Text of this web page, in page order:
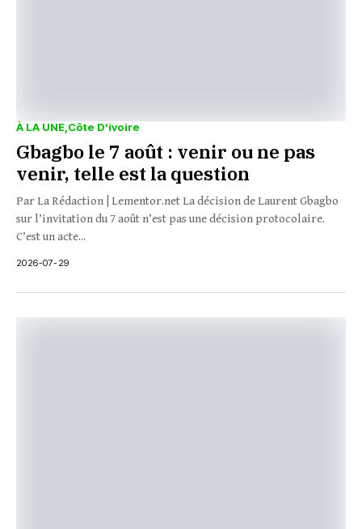
À LA UNE Côte D’ivoire
Gbagbo le 7 août : venir ou ne pas
venir, telle est la question
Par La Rédaction | Lementor.net La décision de Laurent Gbagbo
sur l’invitation du 7 août n’est pas une décision protocolaire.
C’est un acte...
2026-07-29